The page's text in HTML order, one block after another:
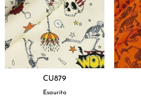
CU879
Esaurito